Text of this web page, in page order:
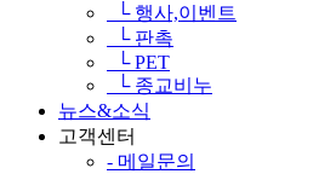
└ 행사,이벤트
└ 판촉
└ PET
└ 종교비누
뉴스&소식
고객센터
- 메일문의